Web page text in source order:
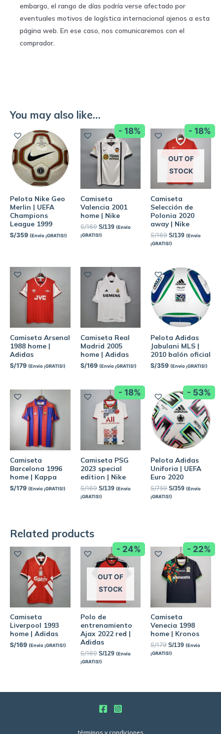
embargo, el rango de días podría verse afectado por
eventuales motivos de logística internacional ajenos a esta
página web. En ese caso, nos comunicaremos con el
comprador.
You may also like…
Pelota Nike Geo
Merlin | UEFA
Champions
League 1999
S/359 (Envío ¡GRATIS!)
- 18%
Camiseta
Valencia 2001
home | Nike
S/169 S/139 (Envío
¡GRATIS!)
- 18%
OUT OF
STOCK
Camiseta
Selección de
Polonia 2020
away | Nike
S/169 S/139 (Envío
¡GRATIS!)
Camiseta Arsenal
1988 home |
Adidas
S/179 (Envío ¡GRATIS!)
Camiseta Real
Madrid 2005
home | Adidas
S/169 (Envío ¡GRATIS!)
Pelota Adidas
Jabulani MLS |
2010 balón oficial
S/359 (Envío ¡GRATIS!)
Camiseta
Barcelona 1996
home | Kappa
S/179 (Envío ¡GRATIS!)
- 18%
Camiseta PSG
2023 special
edition | Nike
S/169 S/139 (Envío
¡GRATIS!)
- 53%
Pelota Adidas
Uniforia | UEFA
Euro 2020
S/759 S/359 (Envío
¡GRATIS!)
Related products
Camiseta
Liverpool 1993
home | Adidas
S/169 (Envío ¡GRATIS!)
- 24%
OUT OF
STOCK
Polo de
entrenamiento
Ajax 2022 red |
Adidas
S/169 S/129 (Envío
¡GRATIS!)
- 22%
Camiseta
Venecia 1998
home | Kronos
S/179 S/139 (Envío
¡GRATIS!)
términos y condiciones